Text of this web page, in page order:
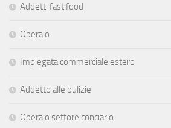
Addetti fast food
Operaio
Impiegata commerciale estero
Addetto alle pulizie
Operaio settore conciario